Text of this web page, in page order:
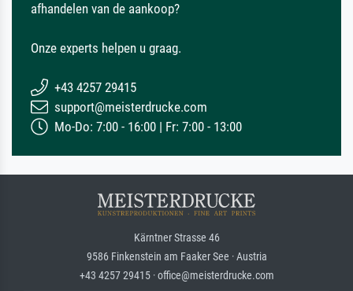
afhandelen van de aankoop?
Onze experts helpen u graag.
+43 4257 29415
support@meisterdrucke.com
Mo-Do: 7:00 - 16:00 | Fr: 7:00 - 13:00
Kärntner Strasse 46
9586 Finkenstein am Faaker See · Austria
+43 4257 29415 · office@meisterdrucke.com